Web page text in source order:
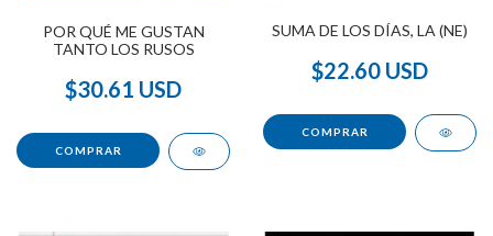
POR QUÉ ME GUSTAN
TANTO LOS RUSOS
$30.61 USD
SUMA DE LOS DÍAS, LA (NE)
$22.60 USD